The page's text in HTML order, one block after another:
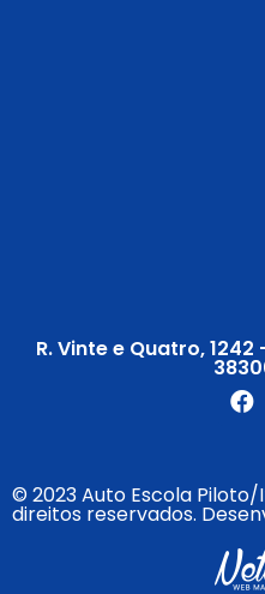
R. Vinte e Quatro,
© 2023 Auto Escola
direitos reservados.